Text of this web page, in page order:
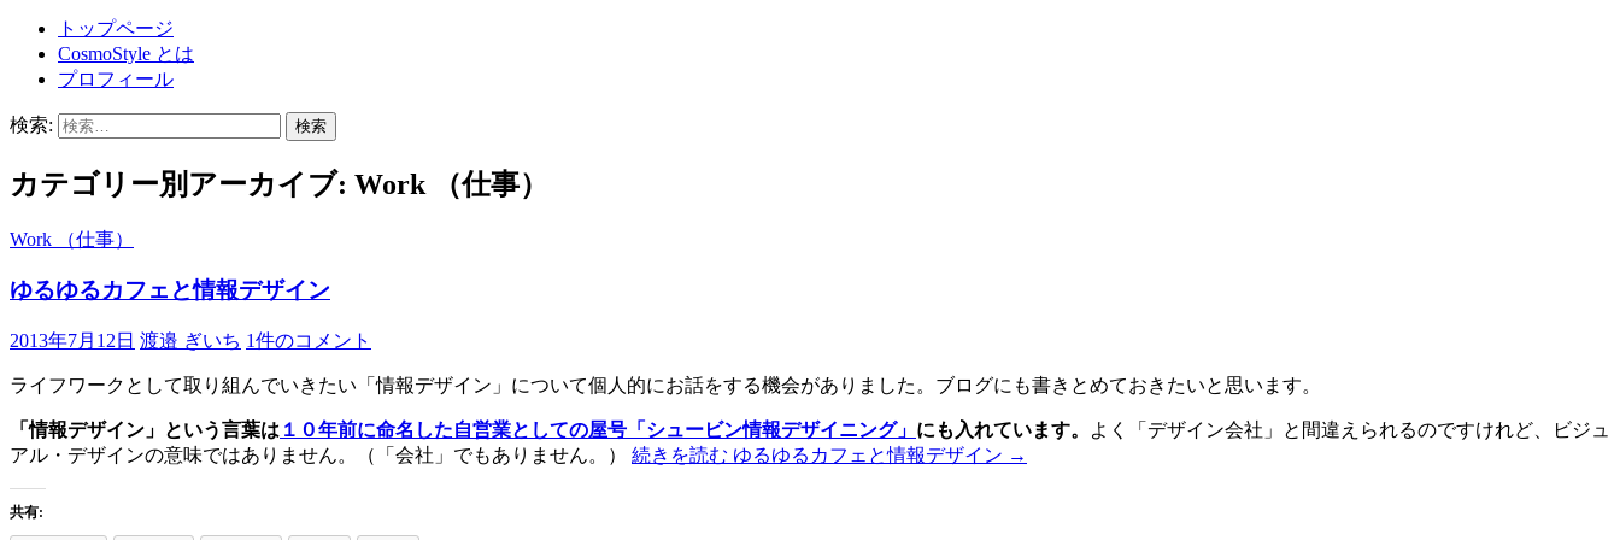
トップページ
CosmoStyle とは
プロフィール
検索:
カテゴリー別アーカイブ: Work （仕事）
Work （仕事）
ゆるゆるカフェと情報デザイン
2013年7月12日 渡邉 ぎいち 1件のコメント
ライフワークとして取り組んでいきたい「情報デザイン」について個人的にお話をする機会がありました。ブログにも書きとめておきたいと思います。
「情報デザイン」という言葉は １０年前に命名した自営業としての屋号「シュービン情報デザイニング」 にも入れています。
よく「デザイン会社」と間違えられるのですけれど、ビジュ
アル・デザインの意味ではありません。（「会社」でもありません。） 続きを読む ゆるゆるカフェと情報デザイン →
共有: